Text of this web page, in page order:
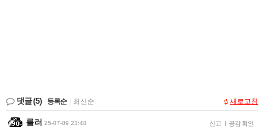
댓글(5) 등록순 최신순 새로고침
룰러 25-07-09 23:48 신고 | 공감 확인